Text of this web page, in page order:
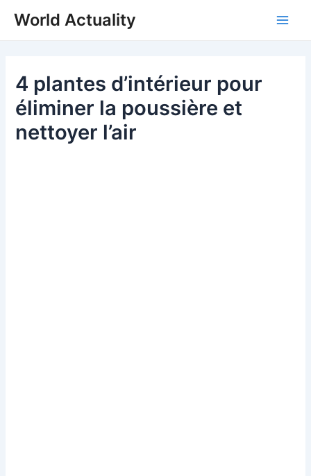
World Actuality
4 plantes d’intérieur pour
éliminer la poussière et
nettoyer l’air